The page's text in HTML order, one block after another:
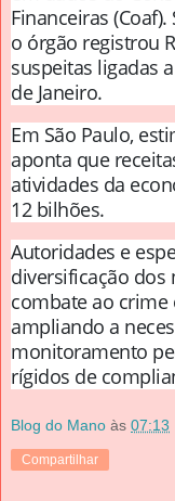
Financeiras
o órgão registrou
suspeitas ligadas
de Janeiro.
Em São Paulo,
aponta que
atividades da
12 bilhões.
Autoridades e
diversificação dos
combate ao crime
ampliando a
monitoramento
rígidos de
Blog do Mano às 07:13
Compartilhar